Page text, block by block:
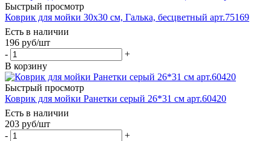
Быстрый просмотр
Коврик для мойки 30х30 см, Галька, бесцветный арт.75169
Есть в наличии
196 руб/шт
-
+
В корзину
Быстрый просмотр
Коврик для мойки Ранетки серый 26*31 см арт.60420
Есть в наличии
203 руб/шт
-
+